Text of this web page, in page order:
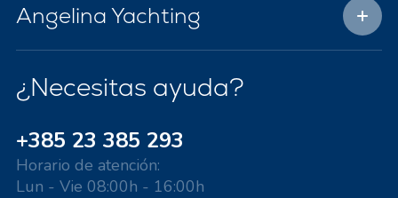
Angelina Yachting
¿Necesitas ayuda?
+385 23 385 293
Horario de atención:
Lun - Vie 08:00h - 16:00h